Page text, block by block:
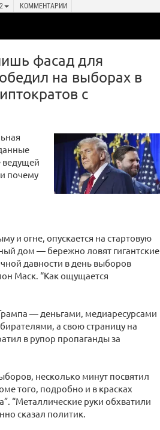
КОММЕНТАРИИ
фасад для
на выборах в
с
ведущей
почему
и огне, опускается на стартовую
дом — бережно ловят гигантские
давности в день выборов
Маск. “Как ощущается
— деньгами, медиаресурсами
а свою страницу на
в рупор пропаганды за
несколько минут посвятил
того, подробно и в красках
“Металлические руки обхватили
сказал политик.